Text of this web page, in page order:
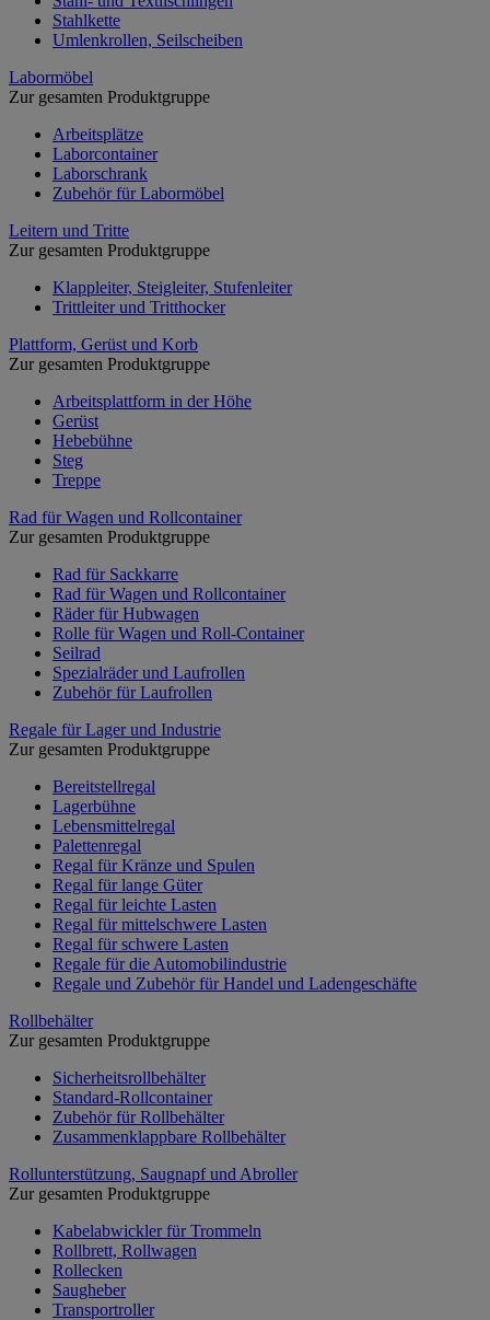
Stahlkette
Umlenkrollen, Seilscheiben
Labormöbel
Zur gesamten Produktgruppe
Arbeitsplätze
Laborcontainer
Laborschrank
Zubehör für Labormöbel
Leitern und Tritte
Zur gesamten Produktgruppe
Klappleiter, Steigleiter, Stufenleiter
Trittleiter und Tritthocker
Plattform, Gerüst und Korb
Zur gesamten Produktgruppe
Arbeitsplattform in der Höhe
Gerüst
Hebebühne
Steg
Treppe
Rad für Wagen und Rollcontainer
Zur gesamten Produktgruppe
Rad für Sackkarre
Rad für Wagen und Rollcontainer
Räder für Hubwagen
Rolle für Wagen und Roll-Container
Seilrad
Spezialräder und Laufrollen
Zubehör für Laufrollen
Regale für Lager und Industrie
Zur gesamten Produktgruppe
Bereitstellregal
Lagerbühne
Lebensmittelregal
Palettenregal
Regal für Kränze und Spulen
Regal für lange Güter
Regal für leichte Lasten
Regal für mittelschwere Lasten
Regal für schwere Lasten
Regale für die Automobilindustrie
Regale und Zubehör für Handel und Ladengeschäfte
Rollbehälter
Zur gesamten Produktgruppe
Sicherheitsrollbehälter
Standard-Rollcontainer
Zubehör für Rollbehälter
Zusammenklappbare Rollbehälter
Rollunterstützung, Saugnapf und Abroller
Zur gesamten Produktgruppe
Kabelabwickler für Trommeln
Rollbrett, Rollwagen
Rollecken
Saugheber
Transportroller